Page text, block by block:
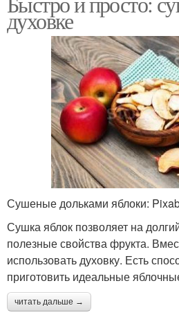
духовке
Сушеные дольками яблоки:
Сушка яблок позволяет на
полезные свойства фрукта.
использовать духовку. Есть
приготовить идеальные
читать дальше →